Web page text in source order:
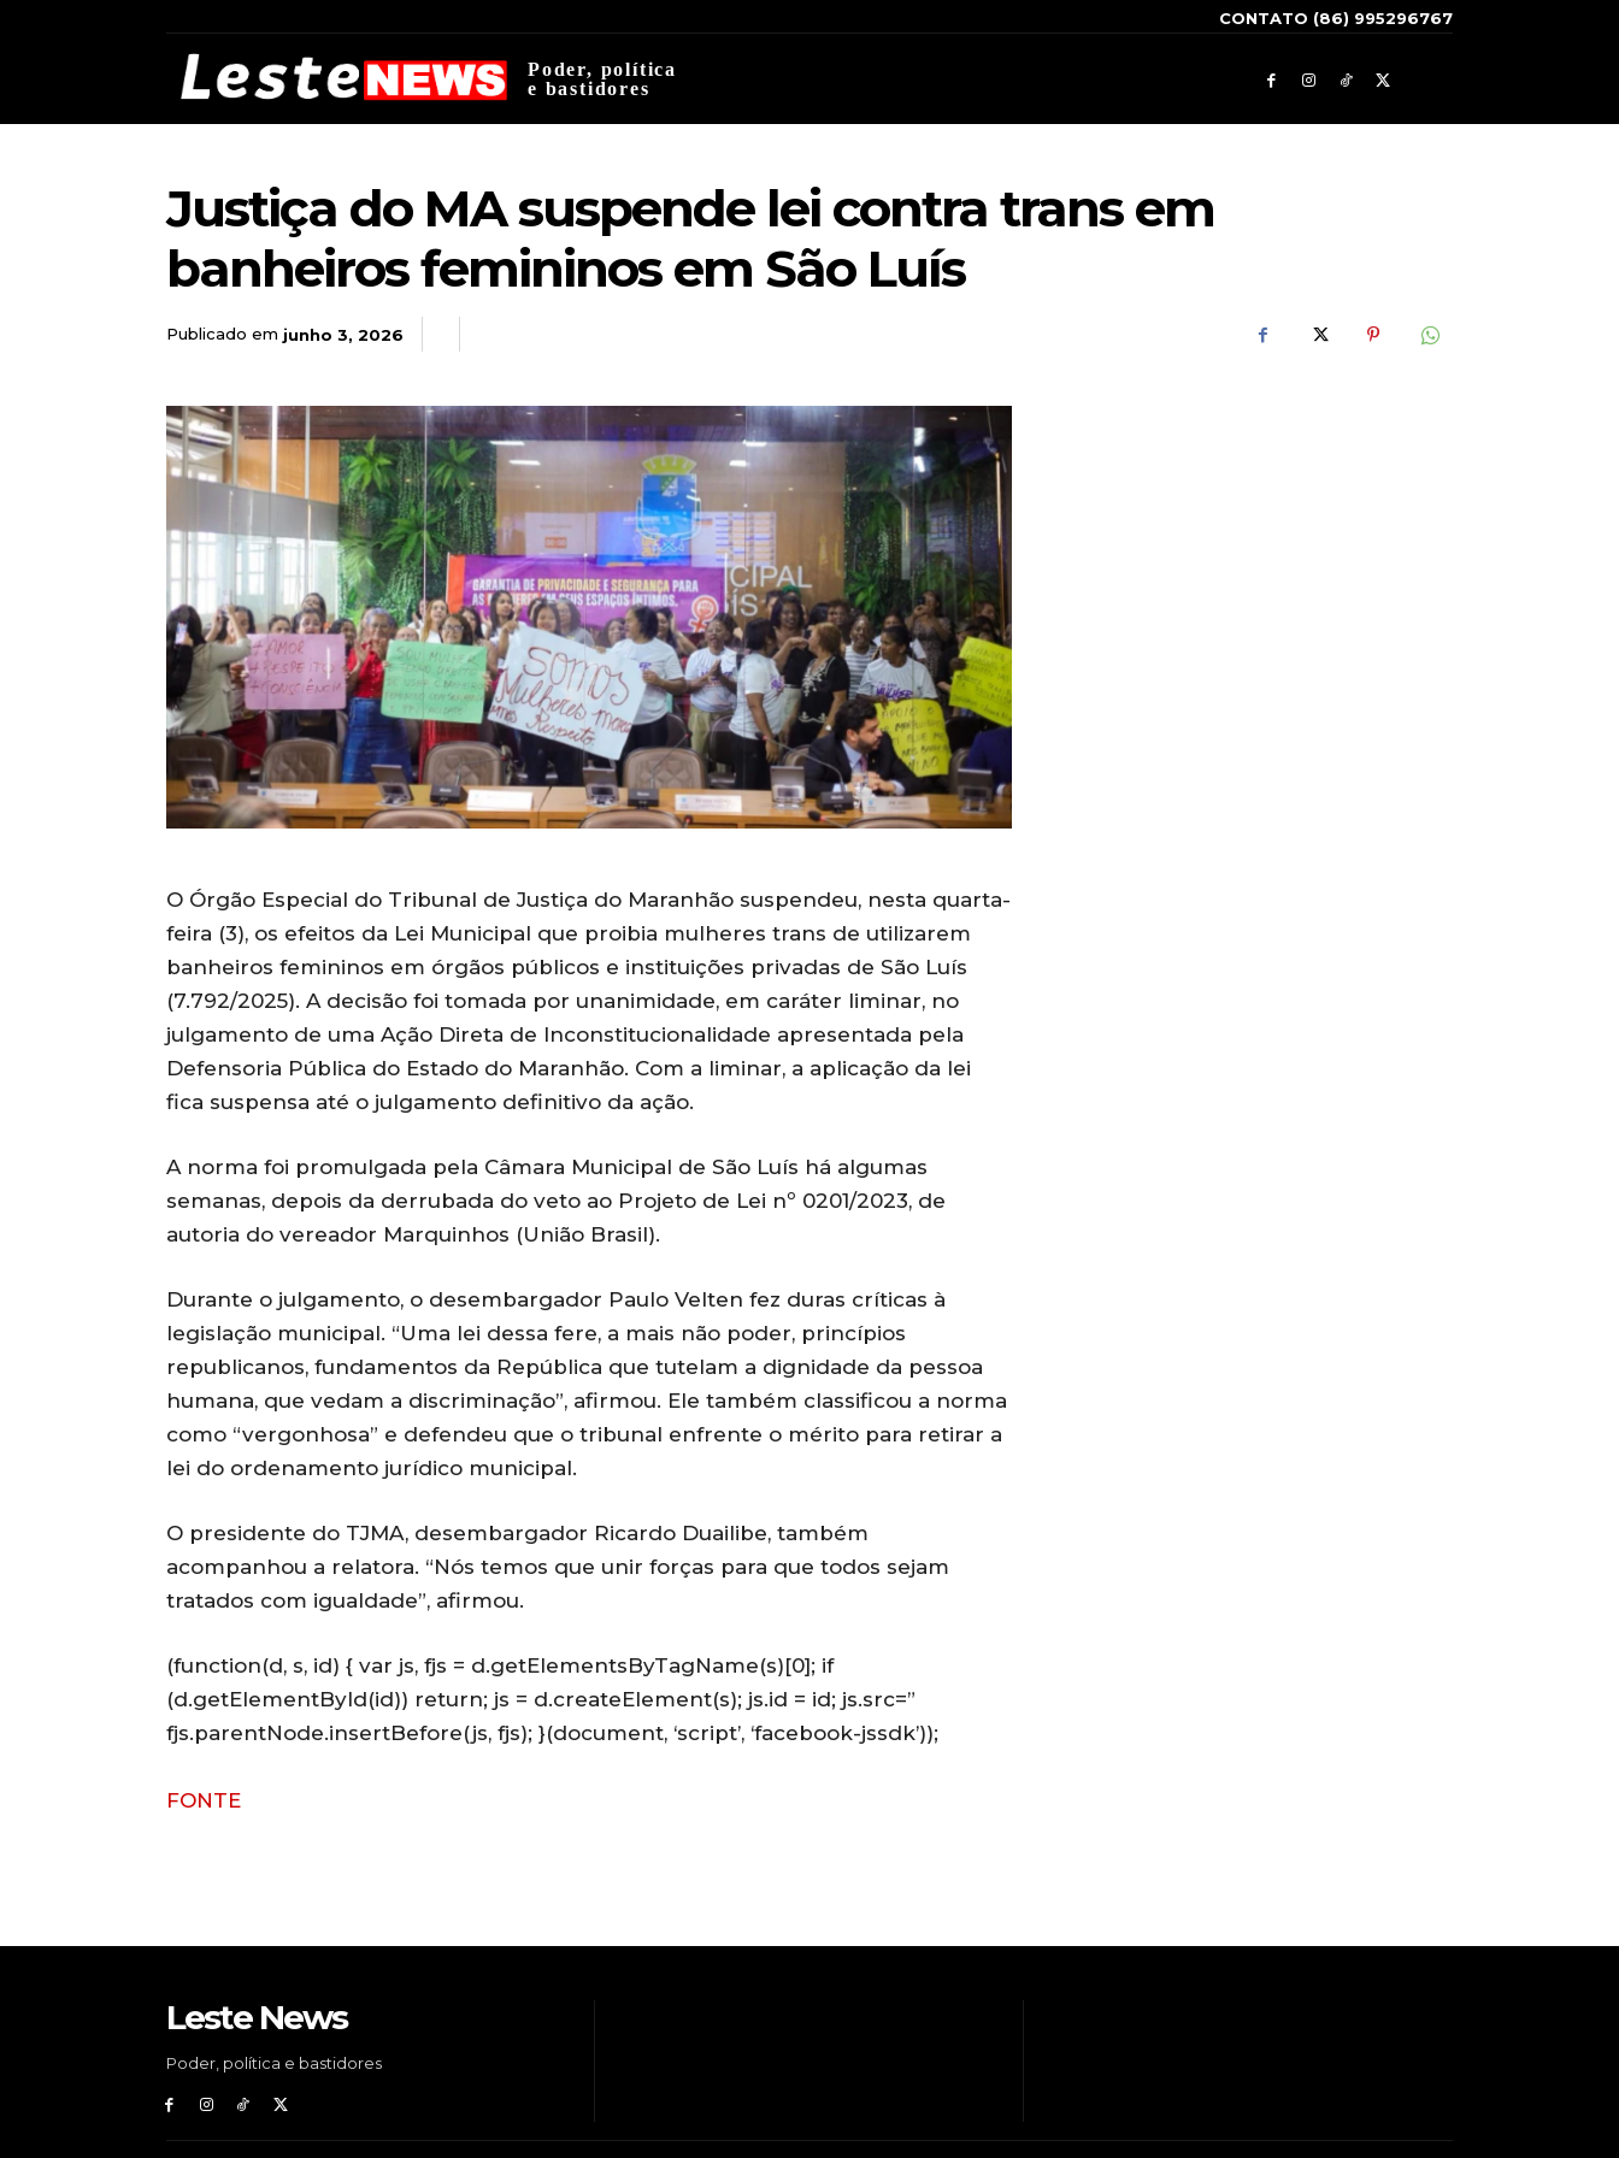
CONTATO (86) 995296767
Poder, política
e bastidores
Justiça do MA suspende lei contra trans em
banheiros femininos em São Luís
Publicado em junho 3, 2026
O Órgão Especial do Tribunal de Justiça do Maranhão suspendeu, nesta quarta-
feira (3), os efeitos da Lei Municipal que proibia mulheres trans de utilizarem
banheiros femininos em órgãos públicos e instituições privadas de São Luís
(7.792/2025). A decisão foi tomada por unanimidade, em caráter liminar, no
julgamento de uma Ação Direta de Inconstitucionalidade apresentada pela
Defensoria Pública do Estado do Maranhão. Com a liminar, a aplicação da lei
fica suspensa até o julgamento definitivo da ação.
A norma foi promulgada pela Câmara Municipal de São Luís há algumas
semanas, depois da derrubada do veto ao Projeto de Lei nº 0201/2023, de
autoria do vereador Marquinhos (União Brasil).
Durante o julgamento, o desembargador Paulo Velten fez duras críticas à
legislação municipal. “Uma lei dessa fere, a mais não poder, princípios
republicanos, fundamentos da República que tutelam a dignidade da pessoa
humana, que vedam a discriminação”, afirmou. Ele também classificou a norma
como “vergonhosa” e defendeu que o tribunal enfrente o mérito para retirar a
lei do ordenamento jurídico municipal.
O presidente do TJMA, desembargador Ricardo Duailibe, também
acompanhou a relatora. “Nós temos que unir forças para que todos sejam
tratados com igualdade”, afirmou.
(function(d, s, id) { var js, fjs = d.getElementsByTagName(s)[0]; if
(d.getElementById(id)) return; js = d.createElement(s); js.id = id; js.src=”
fjs.parentNode.insertBefore(js, fjs); }(document, ‘script’, ‘facebook-jssdk’));
FONTE
Leste News
Poder, política e bastidores